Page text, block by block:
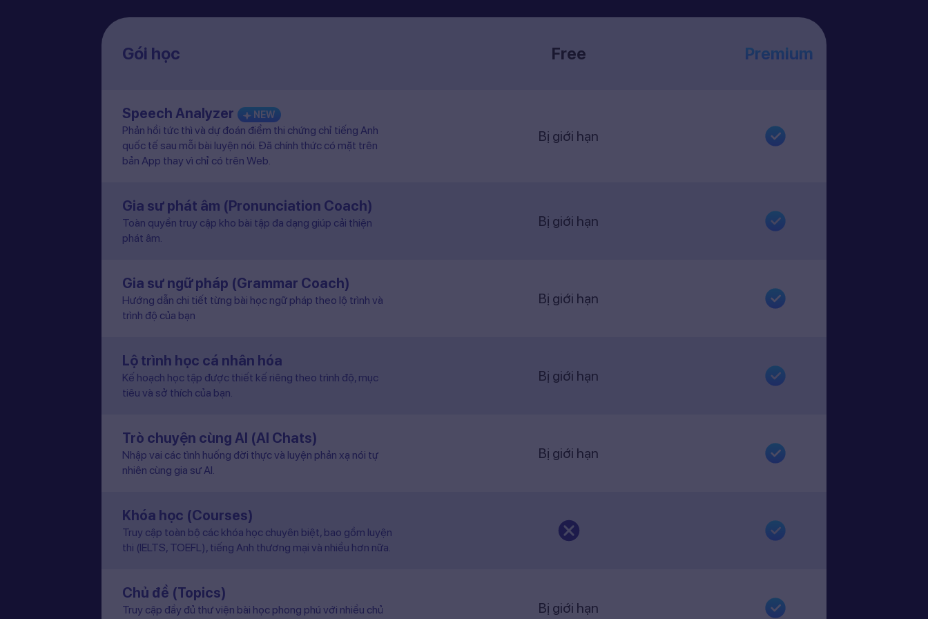
Gói học Free Premium
Speech Analyzer NEW
Phản hồi tức thì và dự đoán điểm thi chứng chỉ tiếng Anh
quốc tế sau mỗi bài luyện nói. Đã chính thức có mặt trên
bản App thay vì chỉ có trên Web.
Bị giới hạn
Gia sư phát âm (Pronunciation Coach)
Toàn quyền truy cập kho bài tập đa dạng giúp cải thiện
phát âm.
Bị giới hạn
Gia sư ngữ pháp (Grammar Coach)
Hướng dẫn chi tiết từng bài học ngữ pháp theo lộ trình và
trình độ của bạn
Bị giới hạn
Lộ trình học cá nhân hóa
Kế hoạch học tập được thiết kế riêng theo trình độ, mục
tiêu và sở thích của bạn.
Bị giới hạn
Trò chuyện cùng AI (AI Chats)
Nhập vai các tình huống đời thực và luyện phản xạ nói tự
nhiên cùng gia sư AI.
Bị giới hạn
Khóa học (Courses)
Truy cập toàn bộ các khóa học chuyên biệt, bao gồm luyện
thi (IELTS, TOEFL), tiếng Anh thương mại và nhiều hơn nữa.
Chủ đề (Topics)
Truy cập đầy đủ thư viện bài học phong phú với nhiều chủ
Bị giới hạn